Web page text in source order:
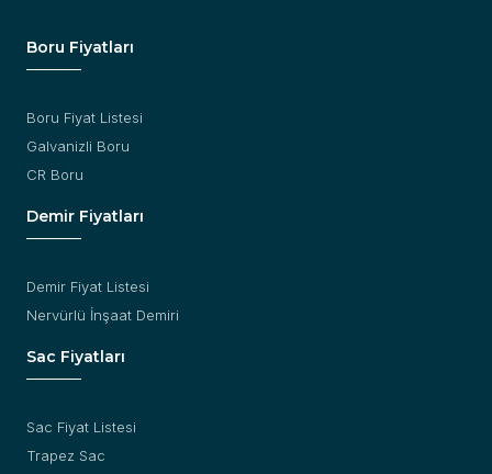
Boru Fiyatları
Boru Fiyat Listesi
Galvanizli Boru
CR Boru
Demir Fiyatları
Demir Fiyat Listesi
Nervürlü İnşaat Demiri
Sac Fiyatları
Sac Fiyat Listesi
Trapez Sac